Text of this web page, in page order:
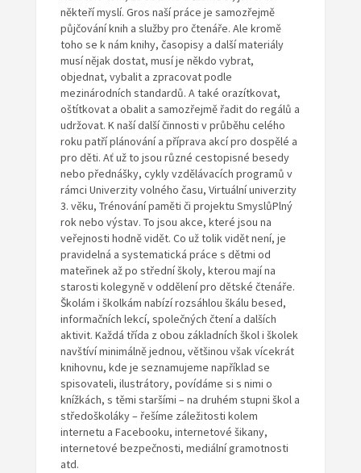
někteří myslí. Gros naší práce je samozřejmě
půjčování knih a služby pro čtenáře. Ale kromě
toho se k nám knihy, časopisy a další materiály
musí nějak dostat, musí je někdo vybrat,
objednat, vybalit a zpracovat podle
mezinárodních standardů. A také orazítkovat,
oštítkovat a obalit a samozřejmě řadit do regálů a
udržovat. K naší další činnosti v průběhu celého
roku patří plánování a příprava akcí pro dospělé a
pro děti. Ať už to jsou různé cestopisné besedy
nebo přednášky, cykly vzdělávacích programů v
rámci Univerzity volného času, Virtuální univerzity
3. věku, Trénování paměti či projektu SmyslůPlný
rok nebo výstav. To jsou akce, které jsou na
veřejnosti hodně vidět. Co už tolik vidět není, je
pravidelná a systematická práce s dětmi od
mateřinek až po střední školy, kterou mají na
starosti kolegyně v oddělení pro dětské čtenáře.
Školám i školkám nabízí rozsáhlou škálu besed,
informačních lekcí, společných čtení a dalších
aktivit. Každá třída z obou základních škol i školek
navštíví minimálně jednou, většinou však vícekrát
knihovnu, kde je seznamujeme například se
spisovateli, ilustrátory, povídáme si s nimi o
knížkách, s těmi staršími – na druhém stupni škol a
středoškoláky – řešíme záležitosti kolem
internetu a Facebooku, internetové šikany,
internetové bezpečnosti, mediální gramotnosti
atd.